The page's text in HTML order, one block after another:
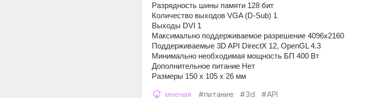
Разрядность шины памяти 128 бит
Количество выходов VGA (D-Sub) 1
Выходы DVI 1
Максимально поддерживаемое разрешение 4096x2160
Поддерживаемые 3D API DirectX 12, OpenGL 4.3
Минимально необходимая мощность БП 400 Вт
Дополнительное питание Нет
Размеры 150 x 105 x 26 мм
мнения #питание #3d #API